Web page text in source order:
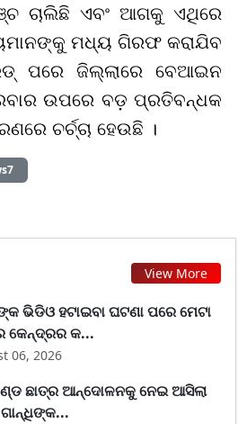
ଚାଲିଛି ଏବଂ ଆଗକୁ ଏଥିରେ
ମଧ୍ୟ ଗିରଫ କରାଯିବ
ପରେ ଜିଲ୍ଲାରେ ବେଆଇନ
ଉପରେ ବଡ଼ ପ୍ରତିବନ୍ଧକ
ଚର୍ଚ୍ଚା ହେଉଛି ।
View More
ଭିଡିଓ ହଟାଇବା ଘଟଣା ପରେ ମେଟା
କେନ୍ଦ୍ରର କ...
06, 2026
ଛାତ୍ର ଆନ୍ଦୋଳନକୁ ନେଇ ଆସିଲା